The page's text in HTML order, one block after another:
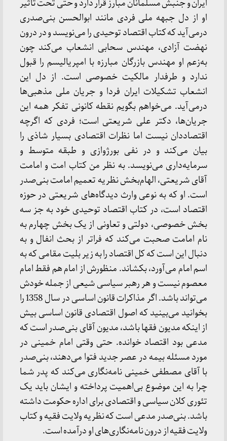
ایران و جنبش مسلمانان مبارز قرار دارد و حتی تحت تاثیر
او از دل جبهه ملی فردی مانند ابوالحسن بنی‌صدری
درمی‌آید که کتاب اقتصاد توحیدی را می‌نویسد و در درون
نهضت آزادی، مهندس سحابی انشعاب می‌کند چون
به‌زعم او مهندس بازرگان مبارزه با امپریالیسم را قبول
ندارد و طرفدار مالکیت خصوصی است. از دل این
انشعاب تشکیلات ایران فردا و جریان ملی مذهبی‌ها
درمی‌آید. می‌خواهم بگویم نقطه کانونی تفکر همه این
جریان‌ها، دکتر علی شریعتی است؛ فردی که اگرچه
اقتصاددان نیست اما نظرات اقتصادی بسیار شاذی را
بیان می‌کند و در نفی بورژوازی و طبقه متوسط و
سرمایه‌داری می‌نویسد. به نظر من کتاب امت و امامت
آقای شریعتی، الهام‌بخش نظریه تعمیم امامت بنی‌صدر
است. او که به نوعی وارث دیدگاه‌های شریعتی در حوزه
اقتصاد است، در کتاب اقتصاد توحیدی خود به جز سه
بخش خصوصی، دولتی و تعاونی از یک بخش چهارم به
نام امامت صحبت می‌کند که فراتر از بحث انفال و به
دنبال این است که کل اقتصاد را به زیر بلیت مقامی که به
اسم امام می‌آورد، بکشاند. منظورش از امام هم فقط امام
معصوم نیست و هر رهبر سیاسی شیعی از جمله خودش
می‌تواند باشد. اگر مذاکرات قانون اساسی در سال 1358 را
بخوانید می‌بینید که اصول اقتصادی قانون اساسی بیش
از اینکه مدیون فقها باشد، مدیون آقای بنی‌صدر است که
مدعی بود اقتصاد خوانده. حتی وقتی امام خمینی در
مورد مسئله بیمه در عصر جدید فتوا می‌دهند، بنی‌صدر
با آقای مصطفی خمینی نامه‌نگاری می‌کند که پدر شما
چرا به این موضوع بی‌اهمیت پرداخته و ایشان باید یک
تئوری کلان سیاسی و اقتصادی برای اداره حکومت داشته
باشد. بنی‌صدر مدعی است که نظریه ولایت فقیه و کتاب
ولایت فقیه از درون نامه‌نگاری‌های او درآمده است.